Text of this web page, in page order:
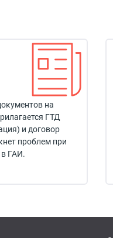
на
ГТД
и договор
проблем при
ГАИ.